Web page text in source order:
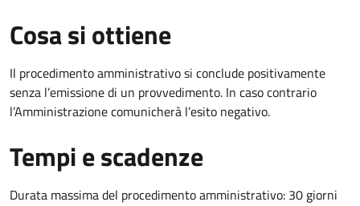
Cosa si ottiene
Il procedimento amministrativo si conclude positivamente
senza l’emissione di un provvedimento. In caso contrario
l’Amministrazione comunicherà l’esito negativo.
Tempi e scadenze
Durata massima del procedimento amministrativo: 30 giorni